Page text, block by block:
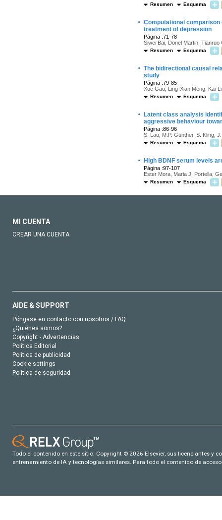
Resumen Esquema
· Computational
treatment of depression
Página :71-78
Siwei Bai, Donel Martin,
Resumen Esquema
· The bidirectional causal
study
Página :79-85
Xue Gao, Ling-Xian Meng, Kai-
Resumen Esquema
·
Latent class analysis
aggressive behaviour
Página :86-96
S. Lau, M.P. Günther, S. Kling,
Resumen Esquema
· High BDNF serum levels
Página :97-107
Ester Mora, Maria J. Portella,
Resumen Esquema
MI CUENTA
CREAR UNA CUENTA
AIDE & SUPPORT
Póngase en contacto con nosotros / FAQ
¿Quiénes somos?
Copyright - Advertencias
Política Editorial
Política de publicidad
Cookie settings
Política de seguridad
Todo el contenido en este sitio: Copyright © 2026 Elsevier, sus licenciantes y
entrenamiento de IA y tecnologías similares. Para todo el contenido de